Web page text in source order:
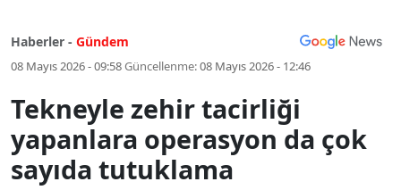
Haberler - Gündem
08 Mayıs 2026 - 09:58Güncellenme:08 Mayıs 2026 - 12:46
Tekneyle zehir tacirliği
yapanlara operasyon da çok
sayıda tutuklama